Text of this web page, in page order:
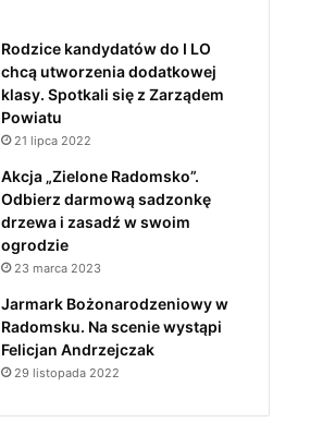
Rodzice kandydatów do I LO
chcą utworzenia dodatkowej
klasy. Spotkali się z Zarządem
Powiatu
21 lipca 2022
Akcja „Zielone Radomsko”.
Odbierz darmową sadzonkę
drzewa i zasadź w swoim
ogrodzie
23 marca 2023
Jarmark Bożonarodzeniowy w
Radomsku. Na scenie wystąpi
Felicjan Andrzejczak
29 listopada 2022